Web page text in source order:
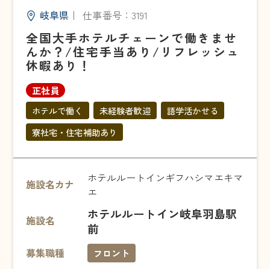
岐阜県 ｜ 仕事番号：3191
全国大手ホテルチェーンで働きませ
んか？/住宅手当あり/リフレッシュ
休暇あり！
正社員
ホテルで働く 未経験者歓迎
語学活かせる
寮社宅・住宅補助あり
施設名カナ
ホテルルートインギフハシマエキマ
エ
施設名
ホテルルートイン岐阜羽島駅
前
募集職種 フロント